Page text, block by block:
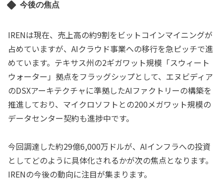
今後の焦点
IRENは現在、売上高の約9割をビットコインマイニングが
占めていますが、AIクラウド事業への移行を急ピッチで進
めています。テキサス州の2ギガワット規模「スウィート
ウォーター」拠点をフラッグシップとして、エヌビディア
のDSXアーキテクチャに準拠したAIファクトリーの構築を
推進しており、マイクロソフトとの200メガワット規模の
データセンター契約も進捗中です。
今回調達した約29億6,000万ドルが、AIインフラへの投資
としてどのように具体化されるかが次の焦点となります。
IRENの今後の動向に注目が集まります。